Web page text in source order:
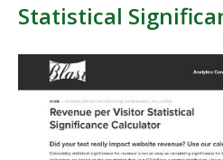
Statistical